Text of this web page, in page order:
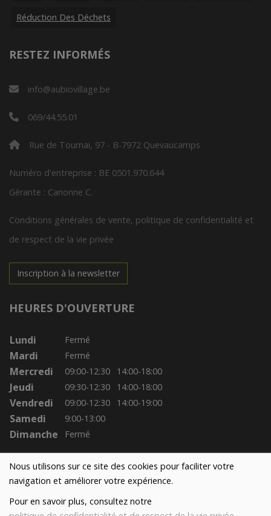
Nous utilisons sur ce site des cookies pour faciliter votre
navigation et améliorer votre expérience.
Pour en savoir plus, consultez notre
Réduction Des Déchets
RESTEZ INFORMÉS
info@aubiovillage.be
069/44.55.01
Rue de Tournai, 97 - B-7972 Quevaucamps
Numéro d'entreprise : BE 0501.970.644
Gérante : Canonne C.
Conditions générales de vente, politique de confidentialité et
de respect de la vie privée
Inscription à la newsletter
HEURES D'OUVERTURE
Lundi Fermé
Mardi Fermé
Mercredi 09:00-12:30 14:00-18:00
Jeudi 09:30-12:30 14:00-18:00
Vendredi 09:00-12:30 14:00-19:00
Samedi 9:00-13:00
Dimanche Fermé